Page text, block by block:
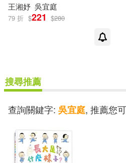
王湘妤 吳宜庭
79 折 $221 $280
搜尋推薦
查詢關鍵字: 吳宜庭, 推薦您